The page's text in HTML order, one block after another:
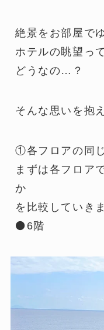
絶景をお部屋で
ホテルの眺望っ
どうなの…？
そんな思いを抱
①各フロアの同
まずは各フロア
か
を比較していき
⚫6階